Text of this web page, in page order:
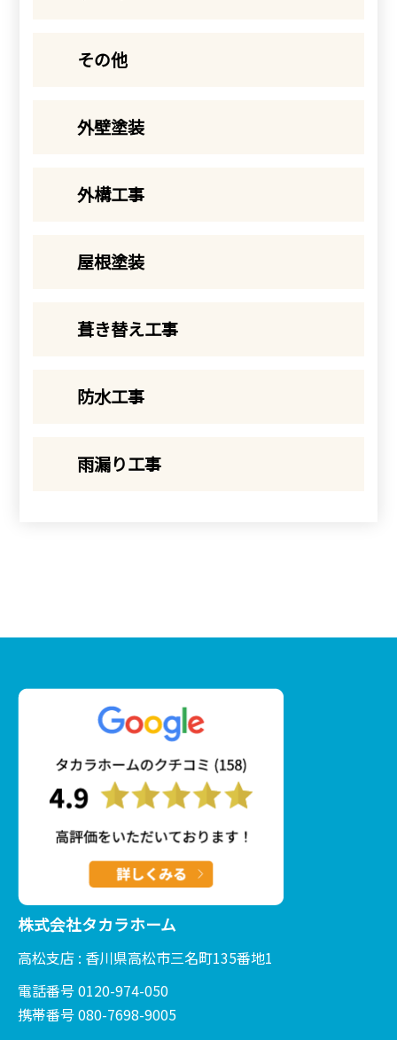
その他
外壁塗装
外構工事
屋根塗装
葺き替え工事
防水工事
雨漏り工事
株式会社タカラホーム
高松支店 : 香川県高松市三名町135番地1
電話番号 0120-974-050
携帯番号 080-7698-9005